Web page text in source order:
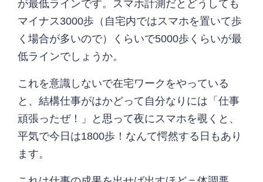
が最低ラインです。スマホ計測だとどうしても
マイナス3000歩（自宅内ではスマホを置いて歩
く場合が多いので）くらいで5000歩くらいが最
低ラインでしょうか。
これを意識しないで在宅ワークをやっている
と、結構仕事がはかどって自分なりには「仕事
頑張ったぜ！」と思って夜にスマホを覗くと、
平気で今日は1800歩！なんて愕然する日もあり
ます。